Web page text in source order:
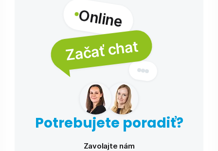
Online
Začať chat
Potrebujete poradiť?
Zavolajte nám